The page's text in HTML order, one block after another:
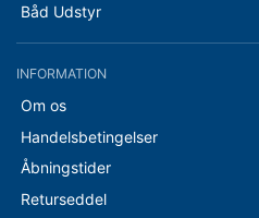
Båd Udstyr
INFORMATION
Om os
Handelsbetingelser
Åbningstider
Returseddel